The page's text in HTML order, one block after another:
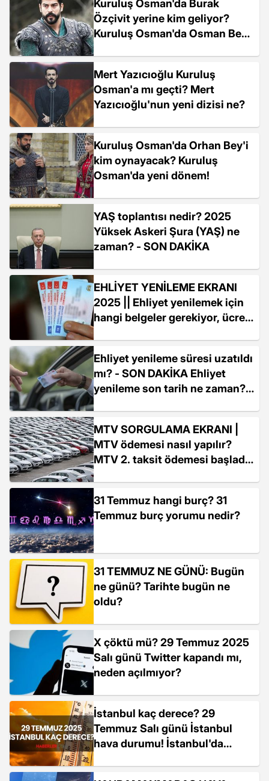
Kuruluş Osman'da Burak
Özçivit yerine kim geliyor?
Kuruluş Osman'da Osman Bey'i
Mert Yazıcıoğlu Kuruluş
Osman'a mı geçti? Mert
Yazıcıoğlu'nun yeni dizisi ne?
Kuruluş Osman'da Orhan Bey'i
kim oynayacak? Kuruluş
Osman'da yeni dönem!
YAŞ toplantısı nedir? 2025
Yüksek Askeri Şura (YAŞ) ne
zaman? - SON DAKİKA
EHLİYET YENİLEME EKRANI
2025 || Ehliyet yenilemek için
hangi belgeler gerekiyor, ücreti
Ehliyet yenileme süresi uzatıldı
mı? - SON DAKİKA Ehliyet
yenileme son tarih ne zaman?
MTV SORGULAMA EKRANI |
MTV ödemesi nasıl yapılır?
MTV 2. taksit ödemesi başladı
31 Temmuz hangi burç? 31
Temmuz burç yorumu nedir?
31 TEMMUZ NE GÜNÜ: Bugün
ne günü? Tarihte bugün ne
oldu?
X çöktü mü? 29 Temmuz 2025
Salı günü Twitter kapandı mı,
neden açılmıyor?
İstanbul kaç derece? 29
Temmuz Salı günü İstanbul
hava durumu! İstanbul'da